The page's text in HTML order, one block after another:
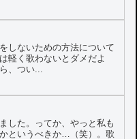
しないための方法について
軽く歌わないとダメだよ
、つい...
した。ってか、やっと私も
というべきか…（笑）。歌